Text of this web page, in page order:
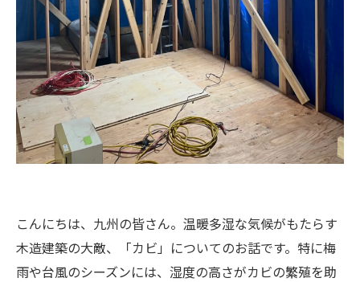
こんにちは、九州の皆さん。温暖多湿な気候がもたらす
木造建築の大敵、「カビ」についてのお話です。特に梅
雨や台風のシーズンには、湿度の高さがカビの繁殖を助